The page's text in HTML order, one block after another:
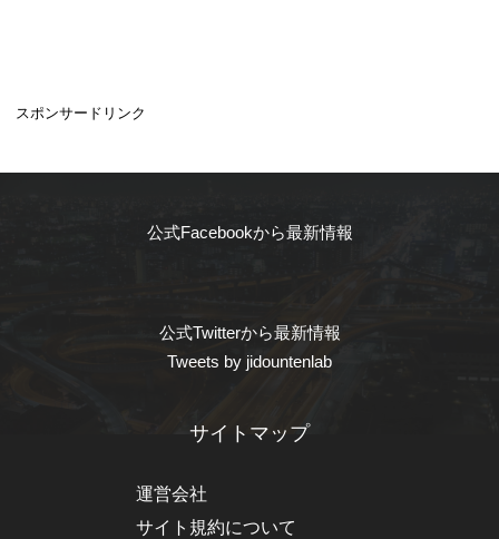
スポンサードリンク
公式Facebookから最新情報
公式Twitterから最新情報
Tweets by jidountenlab
サイトマップ
運営会社
サイト規約について